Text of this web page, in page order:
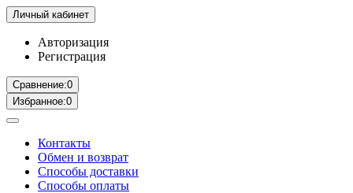
Личный кабинет
Авторизация
Регистрация
Сравнение:0
Избранное:0
Контакты
Обмен и возврат
Способы доставки
Способы оплаты